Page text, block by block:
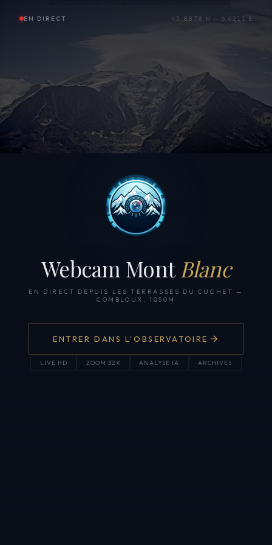
EN DIRECT 45.8878 N — 6.6211 E
Webcam Mont Blanc
EN DIRECT DEPUIS LES TERRASSES DU CUCHET —
COMBLOUX, 1050M
ENTRER DANS L'OBSERVATOIRE
LIVE HD ZOOM 32X ANALYSE IA ARCHIVES